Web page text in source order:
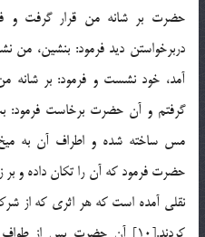
حضرت بر شانه من قرار گرفت و
دربرخواستن دید فرمود: بنشین،
آمد، خود نشست و فرمود: بر شانه
گرفتم و آن حضرت برخاست فرمود:
مس ساخته شده و اطراف آن به
نقلی آمده است كه هر اثری كه از